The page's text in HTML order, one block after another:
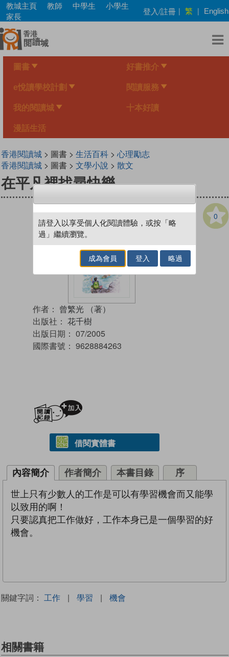
Skip
main
content
教城主頁 教師 中學生
小學生
家長
登入/註冊 | 繁 | English
圖書 好書推介
e悅讀學校計劃 閱讀服務
我的閱讀城 十本好讀
漫話生活
香港閱讀城> 圖書 > 生活百科> 心理勵志
香港閱讀城> 圖書 > 文學小說 > 散文
在平凡裡找尋快樂
0
作者： 曾繁光 （著）
出版社： 花千樹
出版日期： 07/2005
國際書號： 9628884263
借閱實體書
內容簡介 作者簡介 本書目錄 序
世上只有少數人的工作是可以有學習機會而又能學
以致用的啊！
只要認真把工作做好，工作本身已是一個學習的好
機會。
關鍵字詞： 工作 | 學習 | 機會
相關書籍
請登入以享受個人化閱讀體驗，或按「略
過」繼續瀏覽。
成為會員 登入 略過